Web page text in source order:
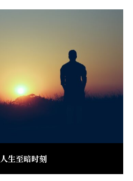
人生至暗时刻